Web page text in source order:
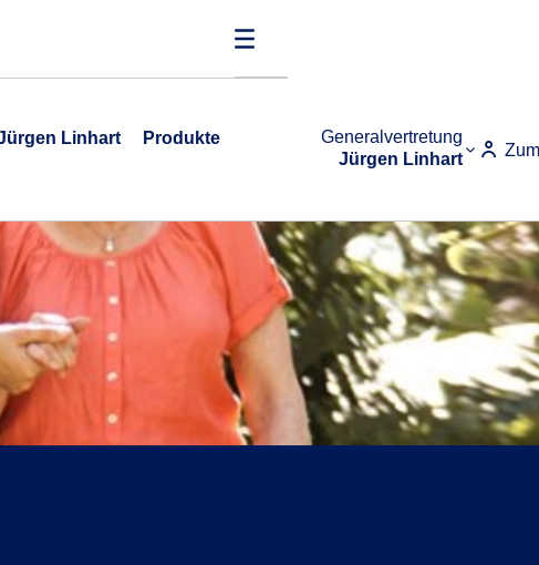
Generalvertretung
Jürgen Linhart
Linhart Produkte